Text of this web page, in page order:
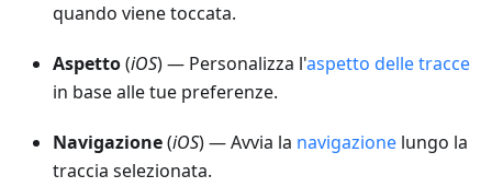
quando viene toccata.
Aspetto(iOS) — Personalizza l'aspetto delle tracce
in base alle tue preferenze.
Navigazione(iOS) — Avvia la navigazione lungo la
traccia selezionata.